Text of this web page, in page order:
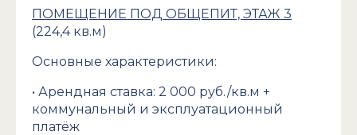
ПОМЕЩЕНИЕ ПОД ОБЩЕПИТ, ЭТАЖ 3
(224,4 кв.м)
Основные характеристики:
• Арендная ставка: 2 000 руб./кв.м +
коммунальный и эксплуатационный
платёж